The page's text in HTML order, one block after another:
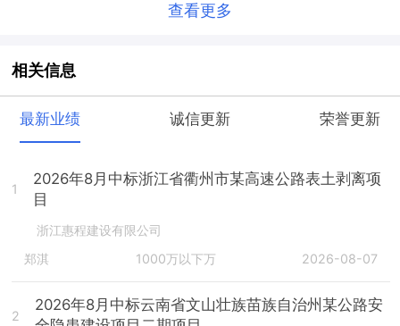
查看更多
相关信息
最新业绩 诚信更新 荣誉更新
1
2026年8月中标浙江省衢州市某高速公路表土剥离项
目
浙江惠程建设有限公司
郑淇
1000万以下万 2026-08-07
2
2026年8月中标云南省文山壮族苗族自治州某公路安